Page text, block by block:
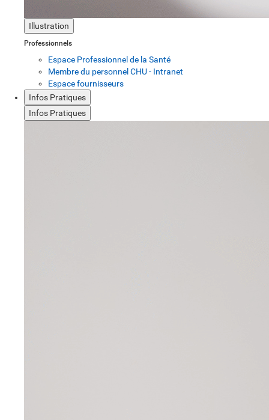
Illustration
Professionnels
Espace Professionnel de la Santé
Membre du personnel CHU - Intranet
Espace fournisseurs
Infos Pratiques
Infos Pratiques